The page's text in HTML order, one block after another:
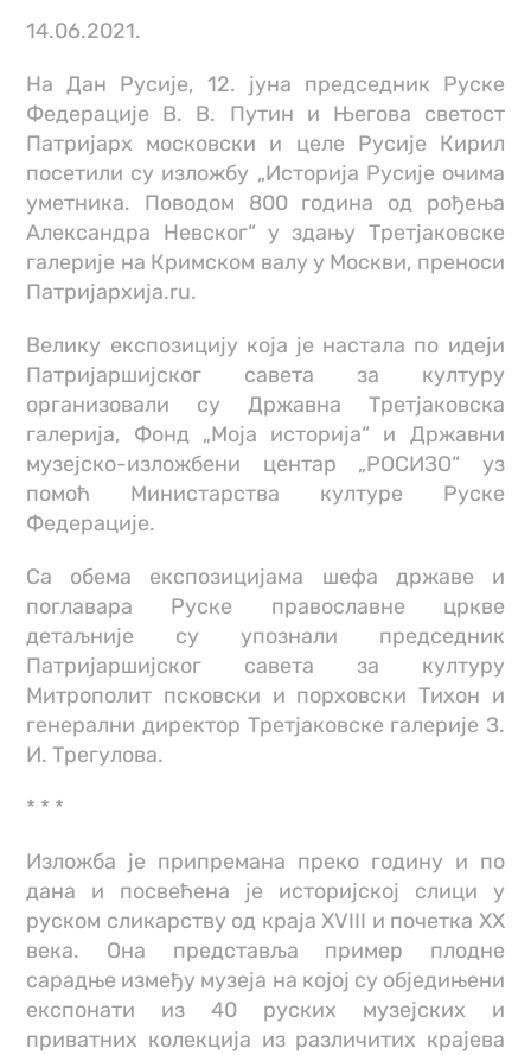
14.06.2021.
На Дан Русије, 12. јуна председник Руске
Федерације В. В. Путин и Његова светост
Патријарх московски и целе Русије Кирил
посетили су изложбу „Историја Русије очима
уметника. Поводом 800 година од рођења
Александра Невског“ у здању Третјаковске
галерије на Кримском валу у Москви, преноси
Патријархија.ru.
Велику експозицију која је настала по идеји
Патријаршијског савета за културу
организовали су Државна Третјаковска
галерија, Фонд „Моја историја“ и Државни
музејско-изложбени центар „РОСИЗО“ уз
помоћ Министарства културе Руске
Федерације.
Са обема експозицијама шефа државе и
поглавара Руске православне цркве
детаљније су упознали председник
Патријаршијског савета за културу
Митрополит псковски и порховски Тихон и
генерални директор Третјаковске галерије З.
И. Трегулова.
* * *
Изложба је припремана преко годину и по
дана и посвећена је историјској слици у
руском сликарству од краја XVIII и почетка ХХ
века. Она представља пример плодне
сарадње између музеја на којој су обједињени
експонати из 40 руских музејских и
приватних колекција из различитих крајева